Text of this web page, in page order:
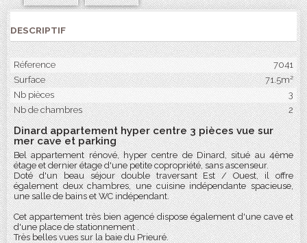
DESCRIPTIF
Réference
7041
Surface
71.5m²
Nb pièces
3
Nb de chambres
2
Dinard appartement hyper centre 3 pièces vue sur
mer cave et parking
Bel appartement rénové, hyper centre de Dinard, situé au 4ème
étage et dernier étage d'une petite copropriété, sans ascenseur.
Doté d'un beau séjour double traversant Est / Ouest, il offre
également deux chambres, une cuisine indépendante spacieuse,
une salle de bains et WC indépendant.
Cet appartement très bien agencé dispose également d'une cave et
d'une place de stationnement .
Très belles vues sur la baie du Prieuré.